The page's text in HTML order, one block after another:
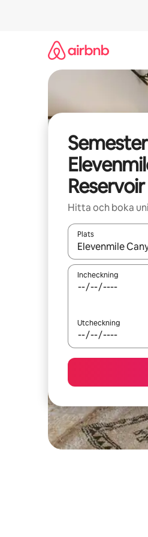
Reservoir
Hitta och boka
Plats
När resultaten är
Incheckning
Utcheckning